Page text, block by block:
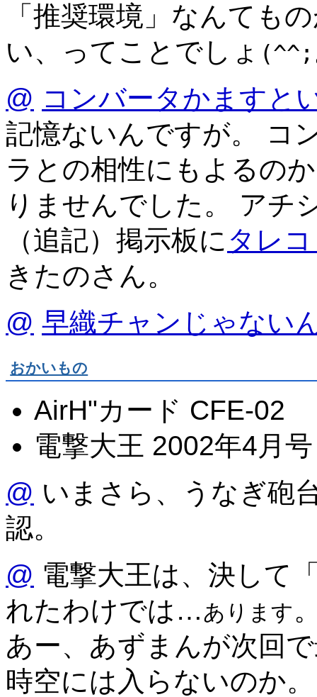
「推奨環境」なんても
い、ってことでしょ (^^;
@ コンバータかますと
記憶ないんですが。 コ
ラとの相性にもよるの
りませんでした。 アチ
（追記）掲示板に タレ
きたのさん。
@ 早織チャンじゃない
おかいもの
AirH"カード CFE-02
電撃大王 2002年4月号
@ いまさら、うなぎ砲
認。
@ 電撃大王は、決して
れたわけでは… あります
あー、あずまんが次回
時空には入らないのか。